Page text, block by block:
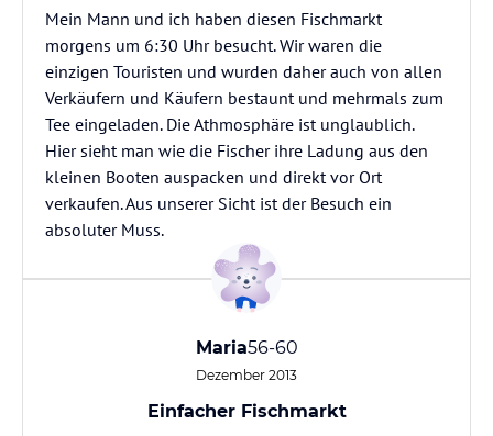
Mein Mann und ich haben diesen Fischmarkt
morgens um 6:30 Uhr besucht. Wir waren die
einzigen Touristen und wurden daher auch von allen
Verkäufern und Käufern bestaunt und mehrmals zum
Tee eingeladen. Die Athmosphäre ist unglaublich.
Hier sieht man wie die Fischer ihre Ladung aus den
kleinen Booten auspacken und direkt vor Ort
verkaufen. Aus unserer Sicht ist der Besuch ein
absoluter Muss.
Maria56-60
Dezember 2013
Einfacher Fischmarkt